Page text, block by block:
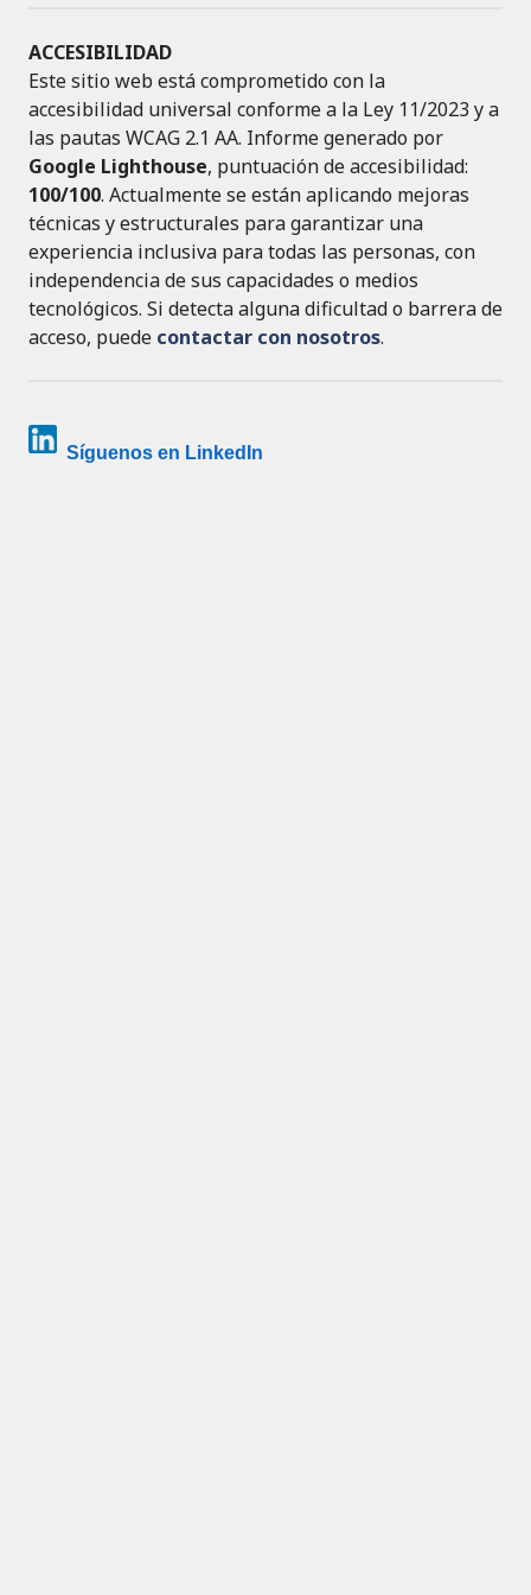
ACCESIBILIDAD
Este sitio web está comprometido con la
accesibilidad universal conforme a la Ley 11/2023 y a
las pautas WCAG 2.1 AA. Informe generado por
Google Lighthouse, puntuación de accesibilidad:
100/100. Actualmente se están aplicando mejoras
técnicas y estructurales para garantizar una
experiencia inclusiva para todas las personas, con
independencia de sus capacidades o medios
tecnológicos. Si detecta alguna dificultad o barrera de
acceso, puede contactar con nosotros.
Síguenos en LinkedIn